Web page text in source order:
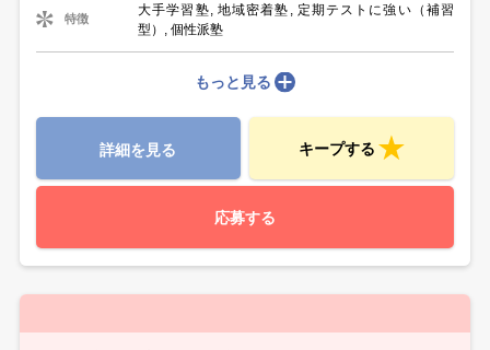
特徴
大手学習塾, 地域密着塾, 定期テストに強い（補習
型）, 個性派塾
もっと見る
詳細を見る キープする
応募する